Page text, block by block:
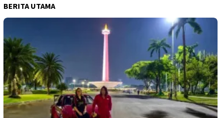
BERITA UTAMA